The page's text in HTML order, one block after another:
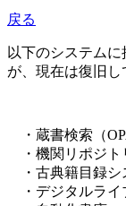
戻る
以下のシステム
が、現在は復旧し
・蔵書検索（
・機関リポジト
・古典籍目録シ
・デジタルライ